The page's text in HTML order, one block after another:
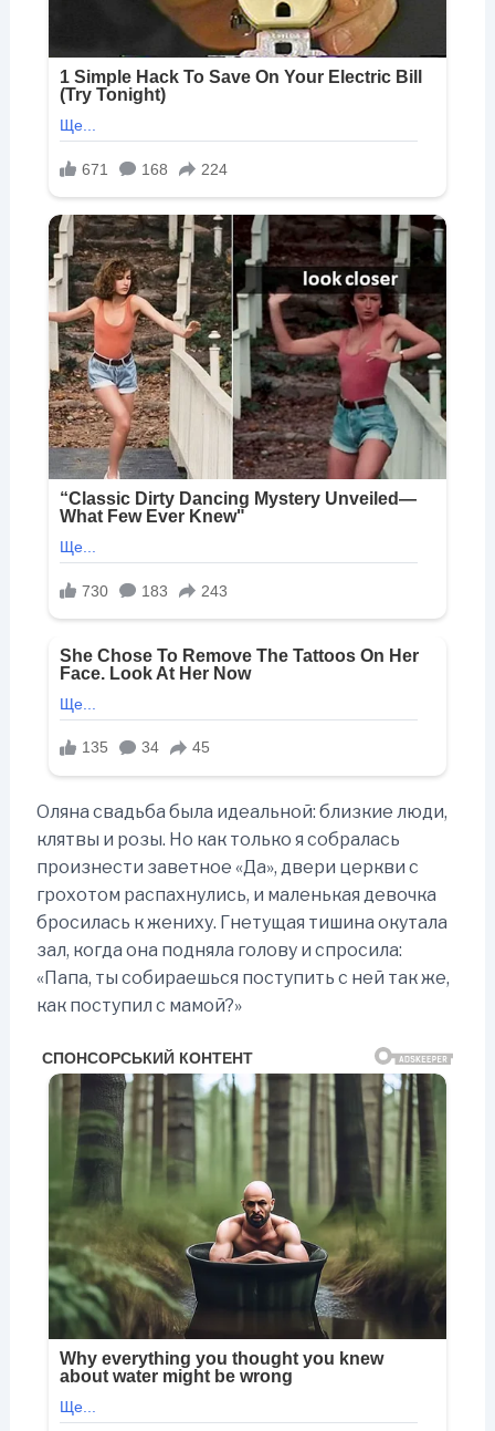
Оляна свадьба была идеальной: близкие люди,
клятвы и розы. Но как только я собралась
произнести заветное «Да», двери церкви с
грохотом распахнулись, и маленькая девочка
бросилась к жениху. Гнетущая тишина окутала
зал, когда она подняла голову и спросила:
«Папа, ты собираешься поступить с ней так же,
как поступил с мамой?»